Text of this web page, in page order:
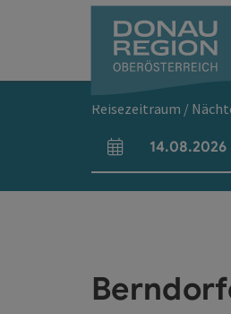
Reisezeitraum /
An- und Abreisefelder
14.08.2026